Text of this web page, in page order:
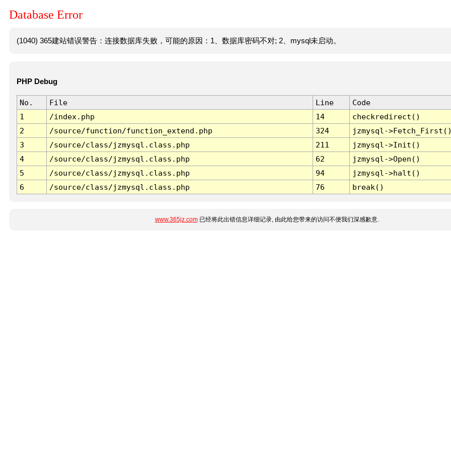
Database Error
(1040) 365建站错误警告：连接数据库失败，可能的原因：1、数据库密码不对; 2、mysql未启动。
PHP Debug
No. File Line
Code
1
/index.php 14
checkredirect()
2
/source/function/function_extend.php 324
jzmysql-
3
/source/class/jzmysql.class.php 211
jzmysql->Init()
4
/source/class/jzmysql.class.php 62
jzmysql->Open()
5
/source/class/jzmysql.class.php 94
jzmysql->halt()
6
/source/class/jzmysql.class.php 76 break()
www.365jz.com已经将此出错信息详细记录, 由此给您带来的访问不便我们深感歉意.